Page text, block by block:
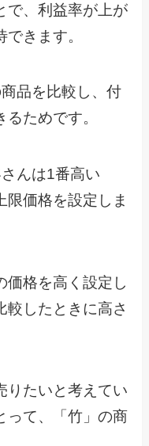
で、利益率が上が
きます。
品を比較し、付
ためです。
んは1番高い
限価格を設定しま
価格を高く設定し
較したときに高さ
りたいと考えてい
って、「竹」の商